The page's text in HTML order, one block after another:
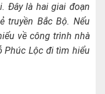
Đây là hai giai đoạn
truyền Bắc Bộ. Nếu
về công trình nhà
Phúc Lộc đi tìm hiểu